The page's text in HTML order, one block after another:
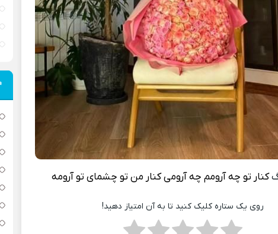
کنار تو چه آرومم چه آرومی کنار من تو چشمای تو آرومه
روی یک ستاره کلیک کنید تا به آن امتیاز دهید!